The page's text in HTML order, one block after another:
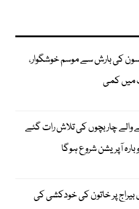
کی بارش سے موسم خوشگوار،
میں کمی
والے چار بچوں کی تلاش رات گئے
آپریشن شروع ہوگا
بیراج پر خاتون کی خودکشی کی